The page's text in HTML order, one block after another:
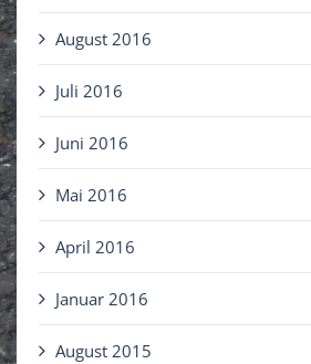
August 2016
Juli 2016
Juni 2016
Mai 2016
April 2016
Januar 2016
August 2015